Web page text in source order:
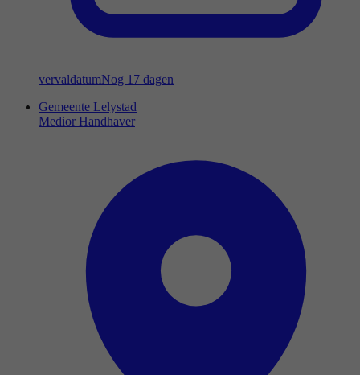
vervaldatumNog 17 dagen
Gemeente Lelystad
Medior Handhaver